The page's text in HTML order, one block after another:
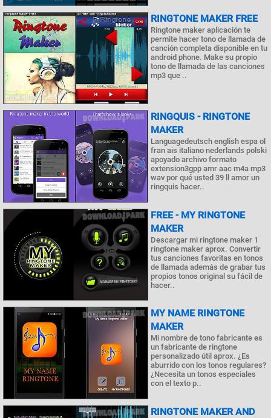
RINGTONE MAKER FREE
Ringtone maker aplicación te
permite hacer tono de llamada de
canción completa disponible en tu
android phone. Make su propio
tono de llamada de las canciones
mp3 que ..
RINGQUIS - RINGTONE
MAKER
Languagedeutsch english espa ol
fran ais italiano nederlands polski
apoyado archivo formato
extension3gpp amr aac m4a mp3
wav por qué usted 39 ll amor un
ringquis hacer..
FREE - MY RINGTONE
MAKER
Descargar mi ringtone maker 1
ringtone maker aprox. Convertir
tus canciones favoritas en tonos
de llamada además de grabar tus
propios tonos original su fácil de
hacer..
MY NAME RINGTONE
MAKER
Mi nombre de tono fabricante es
un fabricante de ringtone
personalizado útil aprox. ¿Es
aburrido con los tonos regulares?
¿Necesita un tonos especiales
con el texto p..
RINGTONE MAKER AND